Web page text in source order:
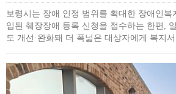
보령시는 장애 인정 범위를 확대한 장애인복
입된 췌장장애 등록 신청을 접수하는 한편,
도 개선·완화돼 더 폭넓은 대상자에게 복지